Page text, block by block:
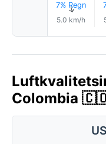
7% Regn
↑
5.0 km/h
Colombia